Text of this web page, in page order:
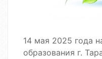
14 мая 2025 года
образования г.